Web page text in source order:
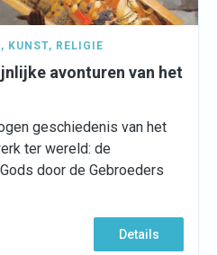
, KUNST, RELIGIE
avonturen van het
geschiedenis van het
ter wereld: de
door de Gebroeders
Details